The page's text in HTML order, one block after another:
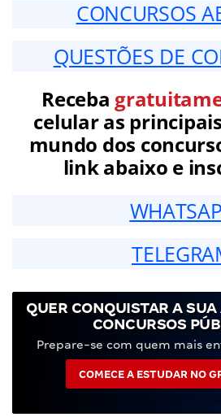
CONCURSOS
QUESTÕES DE
Receba
celular as
mundo dos
link abaixo e
QUER CONQUISTAR A
CONCURSOS
Prepare-se com quem mais
COMECE A ESTUDAR NO